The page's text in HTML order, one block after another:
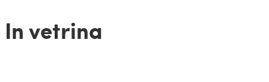
In vetrina